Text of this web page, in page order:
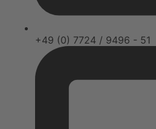
+49 (0) 7724 / 9496 - 51